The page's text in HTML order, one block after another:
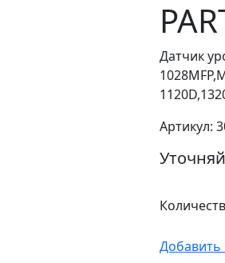
Датчик
Артикул:
Добавить